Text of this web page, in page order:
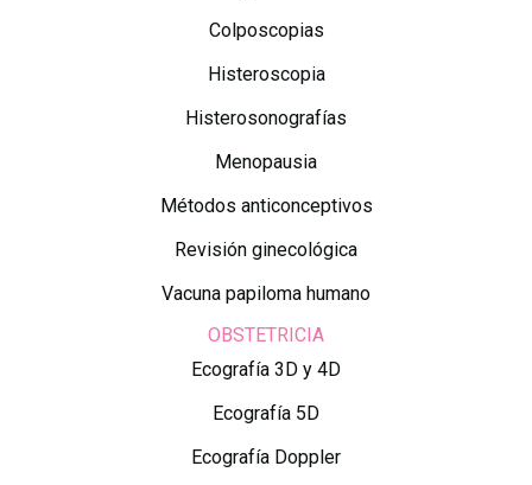
Colposcopias
Histeroscopia
Histerosonografías
Menopausia
Métodos anticonceptivos
Revisión ginecológica
Vacuna papiloma humano
OBSTETRICIA
Ecografía 3D y 4D
Ecografía 5D
Ecografía Doppler